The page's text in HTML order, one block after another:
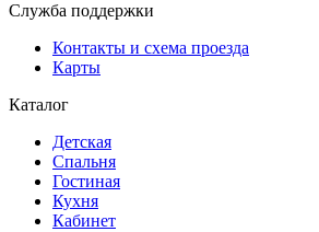
Служба поддержки
Контакты и схема проезда
Карты
Каталог
Детская
Спальня
Гостиная
Кухня
Кабинет